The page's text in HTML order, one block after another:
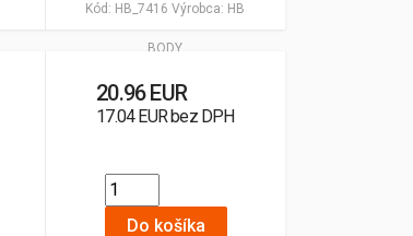
Kód: HB_7416 Výrobca: HB
BODY
20.96 EUR
17.04 EUR bez DPH
Do košíka